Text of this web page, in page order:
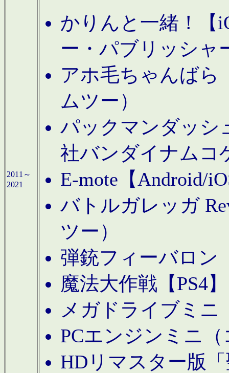
2011～
2021
かりんと一緒！【
ー・パブリッシャ
アホ毛ちゃんばら
ムツー）
パックマンダッシ
社バンダイナムコ
E-mote【Android/
バトルガレッガ
ツー）
弾銃フィーバロン
魔法大作戦【PS4
メガドライブミニ
PCエンジンミニ
HDリマスター版